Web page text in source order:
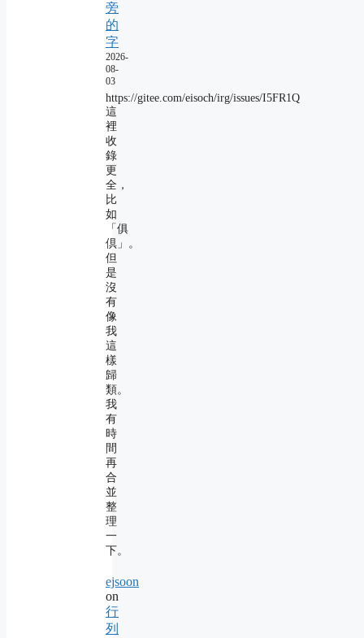
旁
的
字
2026-
08-
03
https://gitee.com/eisoch/irg/issues/I5FR1Q
這
裡
收
錄
更
全，
比
如
「俱
倶」。
但
是
沒
有
像
我
這
樣
歸
類。
我
有
時
間
再
合
並
整
理
一
下。
ejsoon
on
行
列